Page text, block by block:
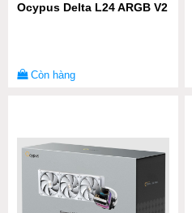
Ocypus Delta L24 ARGB V2
Còn hàng